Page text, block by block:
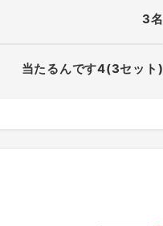
3名
当たるんです4(3セット)